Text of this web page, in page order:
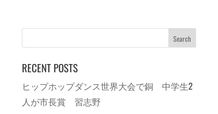
RECENT POSTS
ヒップホップダンス世界大会で銅 中学生2
人が市長賞 習志野